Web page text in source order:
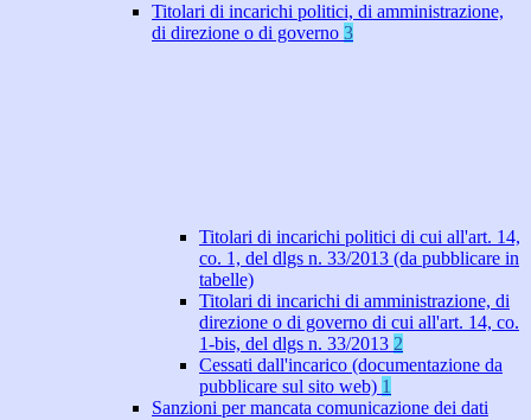
Titolari di incarichi politici, di amministrazione,
di direzione o di governo 3
Titolari di incarichi politici di cui all'art. 14,
co. 1, del dlgs n. 33/2013 (da pubblicare in
tabelle)
Titolari di incarichi di amministrazione, di
direzione o di governo di cui all'art. 14, co.
1-bis, del dlgs n. 33/2013 2
Cessati dall'incarico (documentazione da
pubblicare sul sito web) 1
Sanzioni per mancata comunicazione dei dati